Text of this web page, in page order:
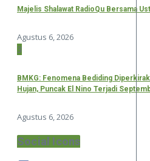
Majelis Shalawat RadioQu Bersama
Agustus 6, 2026
3
BMKG: Fenomena Bediding
Hujan, Puncak El Nino Terjadi
Agustus 6, 2026
Social Icons